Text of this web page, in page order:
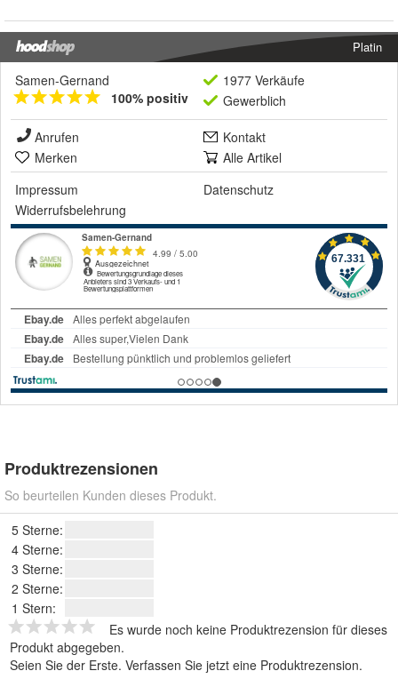
Platin
Samen-Gernand
100% positiv
1977 Verkäufe
Gewerblich
Anrufen
Kontakt
Merken
Alle Artikel
Impressum
Datenschutz
Widerrufsbelehrung
Produktrezensionen
So beurteilen Kunden dieses Produkt.
5 Sterne:
4 Sterne:
3 Sterne:
2 Sterne:
1 Stern:
Es wurde noch keine Produktrezension für dieses
Produkt abgegeben.
Seien Sie der Erste. Verfassen Sie jetzt eine Produktrezension.